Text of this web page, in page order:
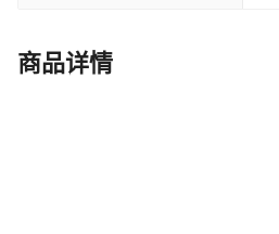
商品详情